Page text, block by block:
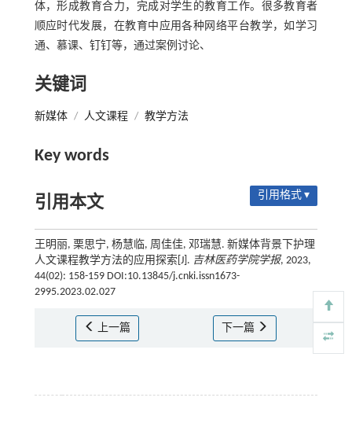
体，形成教育合力，完成对学生的教育工作。很多教育者
顺应时代发展，在教育中应用各种网络平台教学，如学习
通、慕课、钉钉等，通过案例讨论、
关键词
新媒体 / 人文课程 / 教学方法
Key words
引用本文 引用格式 ▾
王明丽, 栗思宁, 杨慧临, 周佳佳, 邓瑞慧. 新媒体背景下护理
人文课程教学方法的应用探索[J]. 吉林医药学院学报, 2023,
44(02): 158-159 DOI:10.13845/j.cnki.issn1673-
2995.2023.02.027
上一篇 下一篇